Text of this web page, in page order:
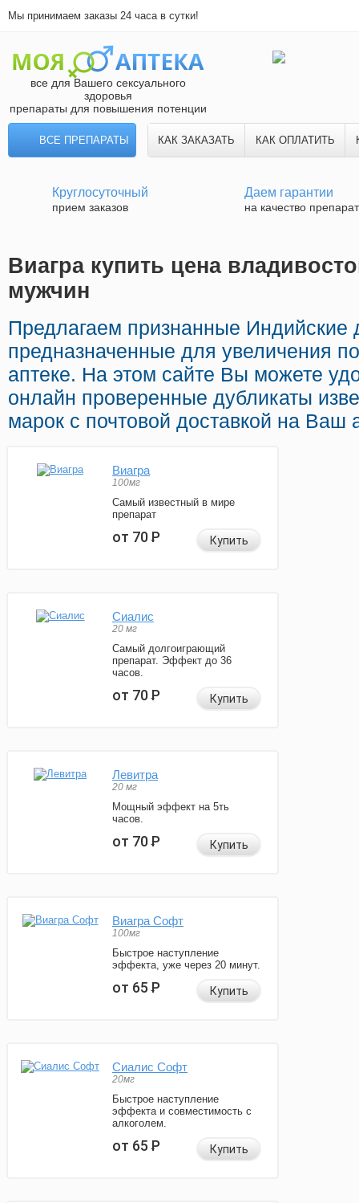
Мы принимаем заказы 24 часа в сутки!
все для Вашего сексуального
здоровья
препараты для повышения потенции
ВСЕ ПРЕПАРАТЫ КАК ЗАКАЗАТЬ КАК ОПЛАТИТЬ
Круглосуточный
прием заказов
Даем гарантии
на качество
Виагра купить цена
мужчин
Предлагаем признанные Индийские
предназначенные для увеличения
аптеке. На этом сайте Вы можете
онлайн проверенные дубликаты
марок с почтовой доставкой на Ваш
Виагра
100мг
Самый известный в мире
препарат
от 70Р Купить
Сиалис
20 мг
Самый долгоиграющий
препарат. Эффект до 36
часов.
от 70Р Купить
Левитра
20 мг
Мощный эффект на 5ть
часов.
от 70Р Купить
Виагра Софт
100мг
Быстрое наступление
эффекта, уже через 20 минут.
от 65Р Купить
Сиалис Софт
20мг
Быстрое наступление
эффекта и совместимость с
алкоголем.
от 65Р Купить